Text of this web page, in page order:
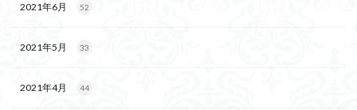
2021年6月 52
2021年5月 33
2021年4月 44